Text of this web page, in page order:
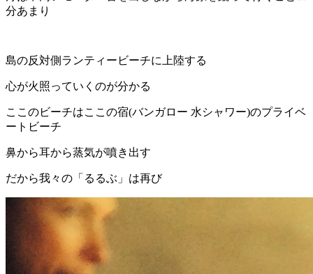
分あまり
島の反対側ランティービーチに上陸 する
心が火照っていくのが分かる
ここのビーチはここの宿(バンガロー 水シャワー)のプライベ
ートビーチ
鼻から耳から蒸気が噴き出す
だから我々の「るるぶ」は再び